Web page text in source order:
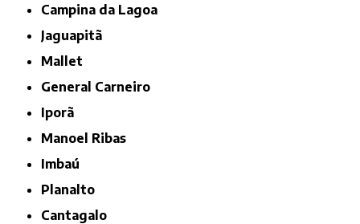
Campina da Lagoa
Jaguapitã
Mallet
General Carneiro
Iporã
Manoel Ribas
Imbaú
Planalto
Cantagalo